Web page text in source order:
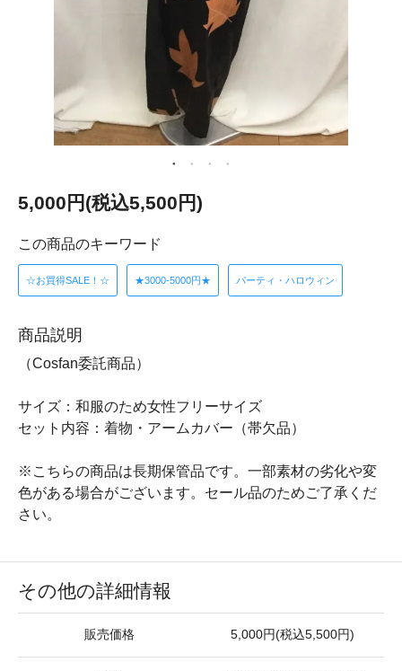
5,000円(税込5,500円)
この商品のキーワード
☆お買得SALE！☆ ★3000-5000円★ パーティ・ハロウィン
商品説明
（Cosfan委託商品）
サイズ：和服のため女性フリーサイズ
セット内容：着物・アームカバー（帯欠品）
※こちらの商品は長期保管品です。一部素材の劣化や変
色がある場合がございます。セール品のためご了承くだ
さい。
その他の詳細情報
販売価格 5,000円(税込5,500円)